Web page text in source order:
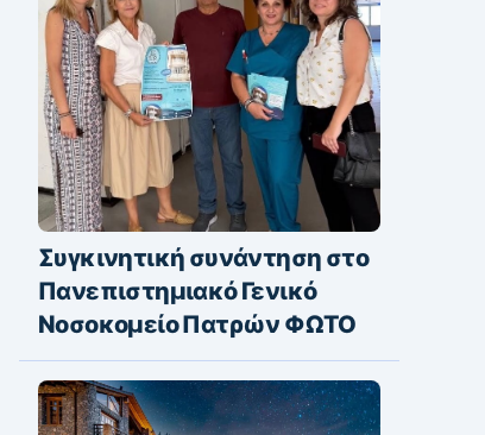
Συγκινητική συνάντηση στο
Πανεπιστημιακό Γενικό
Νοσοκομείο Πατρών ΦΩΤΟ